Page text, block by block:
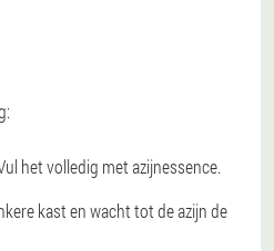
het volledig met azijnessence.
kast en wacht tot de azijn de